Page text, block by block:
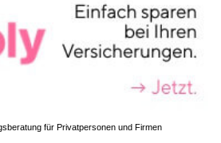
für Privatpersonen und Firmen